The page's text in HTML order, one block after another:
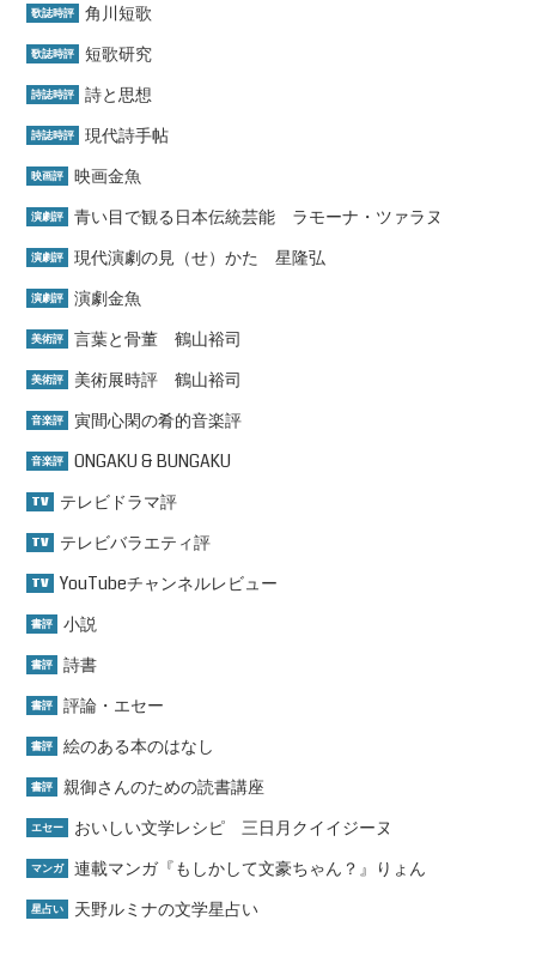
歌誌時評 角川短歌
歌誌時評 短歌研究
詩誌時評 詩と思想
詩誌時評 現代詩手帖
映画評 映画金魚
演劇評 青い目で観る日本伝統芸能 ラモーナ・ツァラヌ
演劇評 現代演劇の見（せ）かた 星隆弘
演劇評 演劇金魚
美術評 言葉と骨董 鶴山裕司
美術評 美術展時評 鶴山裕司
音楽評 寅間心閑の肴的音楽評
音楽評 ONGAKU & BUNGAKU
TV テレビドラマ評
TV テレビバラエティ評
TV YouTubeチャンネルレビュー
書評 小説
書評 詩書
書評 評論・エセー
書評 絵のある本のはなし
書評 親御さんのための読書講座
エセー おいしい文学レシピ 三日月クイイジーヌ
マンガ 連載マンガ『もしかして文豪ちゃん？』りょん
星占い 天野ルミナの文学星占い